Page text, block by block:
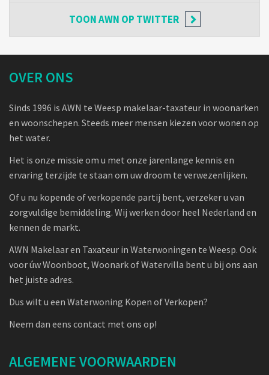
TOONAWN OP TWITTER
OVER ONS
Sinds 1996 is AWN te Weesp makelaar-taxateur in woonarken
en woonschepen. Steeds meer mensen kiezen voor wonen op
het water.
Het is onze missie om u met onze jarenlange kennis en
ervaring terzijde te staan om uw droom te verwezenlijken.
Of u nu kopende of verkopende partij bent, verzeker u van
zorgvuldige bemiddeling. Wij werken door heel Nederland en
kennen de markt.
AWN Makelaar en Taxateur in Waterwoningen te Weesp. Ook
voor úw Woonboot, Woonark of Watervilla bent u bij ons aan
het juiste adres.
Dus wilt u een Waterwoning Kopen of Verkopen?
Neem dan eens contact met ons op!
ALGEMENE VOORWAARDEN